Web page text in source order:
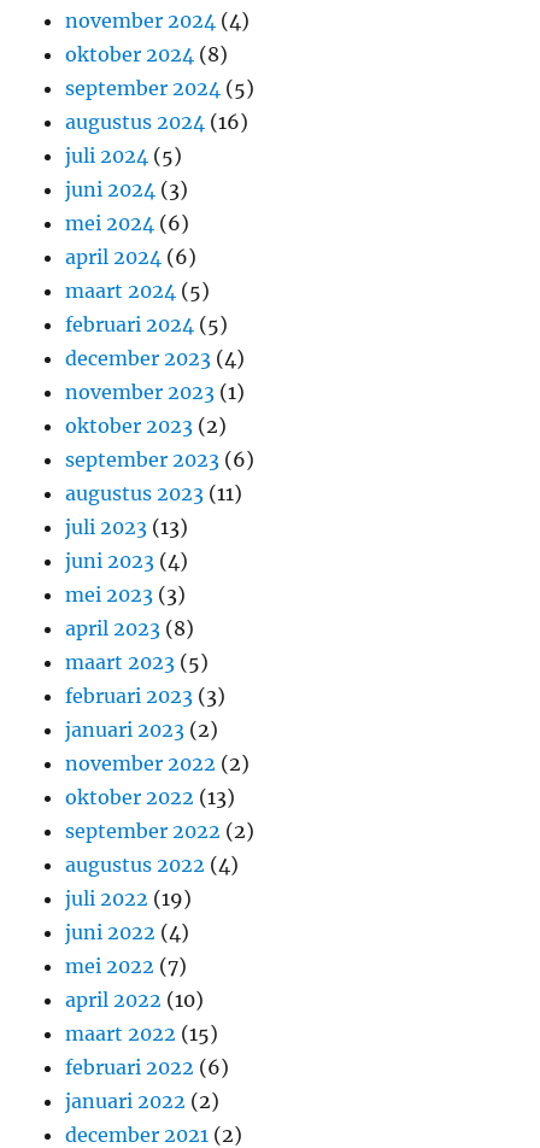
november 2024 (4)
oktober 2024 (8)
september 2024 (5)
augustus 2024 (16)
juli 2024 (5)
juni 2024 (3)
mei 2024 (6)
april 2024 (6)
maart 2024 (5)
februari 2024 (5)
december 2023 (4)
november 2023 (1)
oktober 2023 (2)
september 2023 (6)
augustus 2023 (11)
juli 2023 (13)
juni 2023 (4)
mei 2023 (3)
april 2023 (8)
maart 2023 (5)
februari 2023 (3)
januari 2023 (2)
november 2022 (2)
oktober 2022 (13)
september 2022 (2)
augustus 2022 (4)
juli 2022 (19)
juni 2022 (4)
mei 2022 (7)
april 2022 (10)
maart 2022 (15)
februari 2022 (6)
januari 2022 (2)
december 2021 (2)